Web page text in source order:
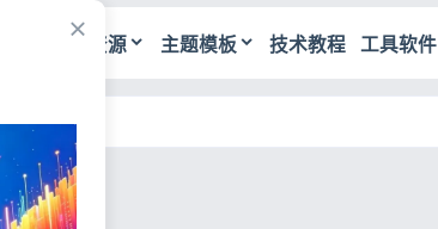
源码资源 主题模板 技术教程 工具软件